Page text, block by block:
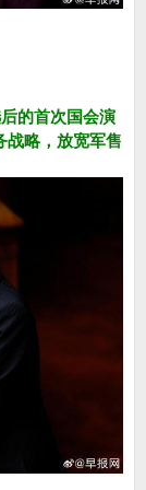
的首次国会演
战略，放宽军售